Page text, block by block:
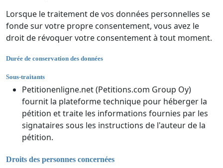
Lorsque le traitement de vos données personnelles se
fonde sur votre propre consentement, vous avez le
droit de révoquer votre consentement à tout moment.
Durée de conservation des données
Sous-traitants
Petitionenligne.net (Petitions.com Group Oy)
fournit la plateforme technique pour héberger la
pétition et traite les informations fournies par les
signataires sous les instructions de l'auteur de la
pétition.
Droits des personnes concernées